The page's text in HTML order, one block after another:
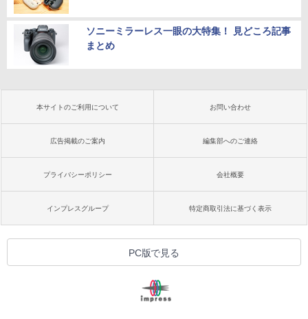
ソニーミラーレス一眼の大特集！ 見どころ記事
まとめ
本サイトのご利用について お問い合わせ
広告掲載のご案内 編集部へのご連絡
プライバシーポリシー 会社概要
インプレスグループ 特定商取引法に基づく表示
PC版で見る